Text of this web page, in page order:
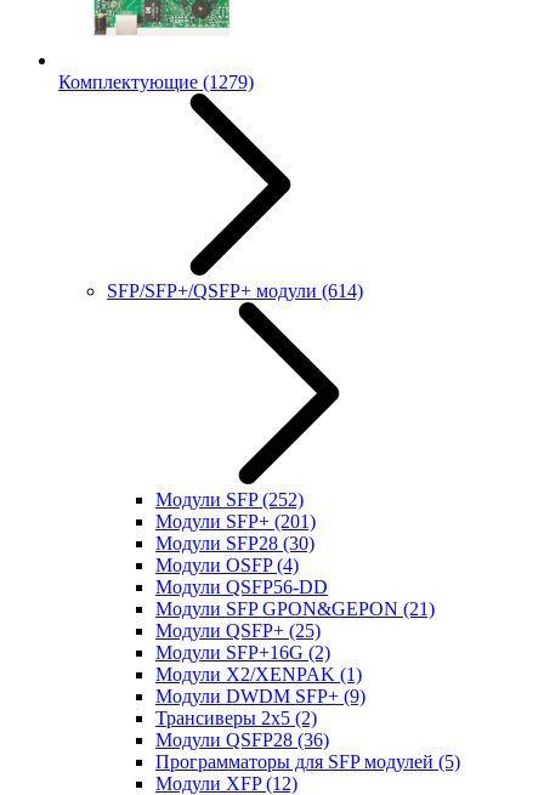
Комплектующие (1279)
SFP/SFP+/QSFP+ модули (614)
Модули SFP(252)
Модули SFP+ (201)
Модули SFP28 (30)
Модули OSFP(4)
Модули QSFP56-DD
Модули SFP GPON&GEPON (21)
Модули QSFP+ (25)
Модули SFP+16G (2)
Модули X2/XENPAK (1)
Модули DWDM SFP+ (9)
Трансиверы 2x5 (2)
Модули QSFP28 (36)
Программаторы для SFP модулей (5)
Модули XFP(12)